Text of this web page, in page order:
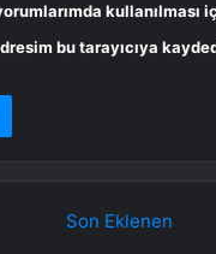
kullanılması
bu tarayıcıya
Son Eklenen